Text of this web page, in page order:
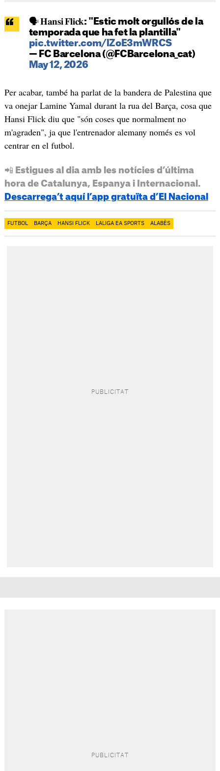
🗣️ 𝐇𝐚𝐧𝐬𝐢 𝐅𝐥𝐢𝐜𝐤: "Estic molt orgullós de la
temporada que ha fet la plantilla"
pic.twitter.com/lZoE3mWRCS
— FC Barcelona (@FCBarcelona_cat)
May 12, 2026
Per acabar, també ha parlat de la bandera de Palestina que
va onejar Lamine Yamal durant la rua del Barça, cosa que
Hansi Flick diu que "són coses que normalment no
m'agraden", ja que l'entrenador alemany només es vol
centrar en el futbol.
📲 Estigues al dia amb les notícies d’última
hora de Catalunya, Espanya i Internacional.
Descarrega’t aquí l’app gratuïta d’El Nacional
FUTBOL BARÇA HANSI FLICK LALIGA EA SPORTS ALABÈS